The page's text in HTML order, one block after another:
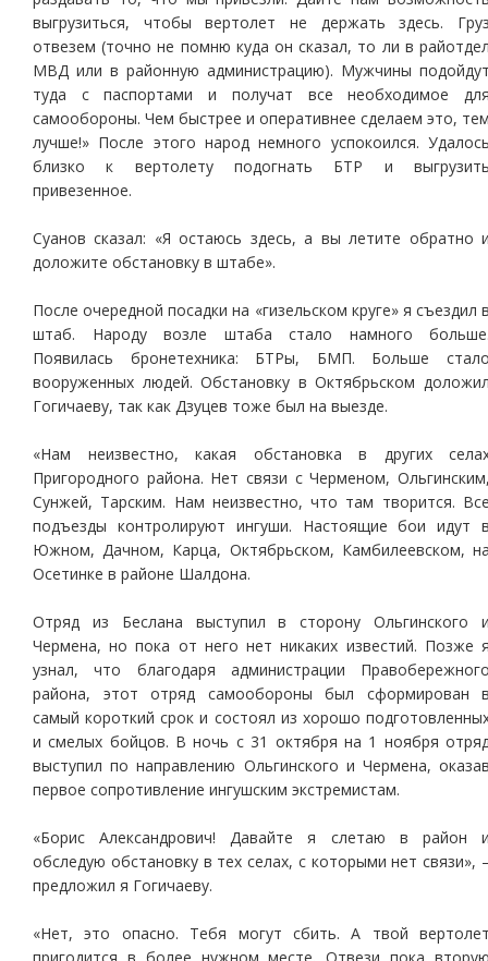
выгрузиться, чтобы вертолет не держать здесь.
отвезем (точно не помню куда он сказал, то ли в
МВД или в районную администрацию). Мужчины
туда с паспортами и получат все необходимое
самообороны. Чем быстрее и оперативнее сделаем это,
лучше!» После этого народ немного успокоился.
близко к вертолету подогнать БТР и
привезенное.
Суанов сказал: «Я остаюсь здесь, а вы летите обратно
доложите обстановку в штабе».
После очередной посадки на «гизельском круге» я съездил
штаб. Народу возле штаба стало намного
Появилась бронетехника: БТРы, БМП. Больше
вооруженных людей. Обстановку в Октябрьском
Гогичаеву, так как Дзуцев тоже был на выезде.
«Нам неизвестно, какая обстановка в других
Пригородного района. Нет связи с Черменом,
Сунжей, Тарским. Нам неизвестно, что там творится.
подъезды контролируют ингуши. Настоящие бои идут
Южном, Дачном, Карца, Октябрьском, Камбилеевском,
Осетинке в районе Шалдона.
Отряд из Беслана выступил в сторону Ольгинского
Чермена, но пока от него нет никаких известий. Позже
узнал, что благодаря администрации
района, этот отряд самообороны был сформирован
самый короткий срок и состоял из хорошо
и смелых бойцов. В ночь с 31 октября на 1 ноября
выступил по направлению Ольгинского и Чермена,
первое сопротивление ингушским экстремистам.
«Борис Александрович! Давайте я слетаю в район
обследую обстановку в тех селах, с которыми нет связи»,
предложил я Гогичаеву.
«Нет, это опасно. Тебя могут сбить. А твой